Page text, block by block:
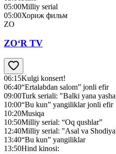
05:00Milliy serial
05:00Хориж фильм
ZO
ZO‘R TV
06:15Kulgi konsert!
06:40“Ertalabdan salom” jonli efir
09:00Turk seriali: "Balki yana
10:00“Bu kun” yangiliklar jonli efir
10:20Musiqa
10:50Milliy serial: “Oq qushlar”
12:40Milliy serial: "Asal va
13:40“Bu kun” yangiliklar
13:50Hind kinosi: